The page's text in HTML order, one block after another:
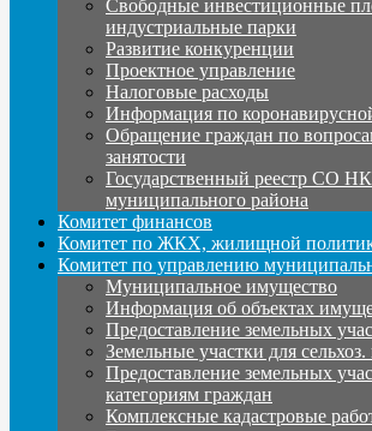
Свободные инвестиционные
индустриальные парки
Развитие конкуренции
Проектное управление
Налоговые расходы
Информация по
Обращение граждан по
занятости
Государственный реестр СО
муниципального района
Комитет финансов
Комитет по ЖКХ, жилищной
Комитет по управлению
Муниципальное имущество
Информация об объектах
Предоставление земельных
Земельные участки для
Предоставление земельных
категориям граждан
Комплексные кадастровые